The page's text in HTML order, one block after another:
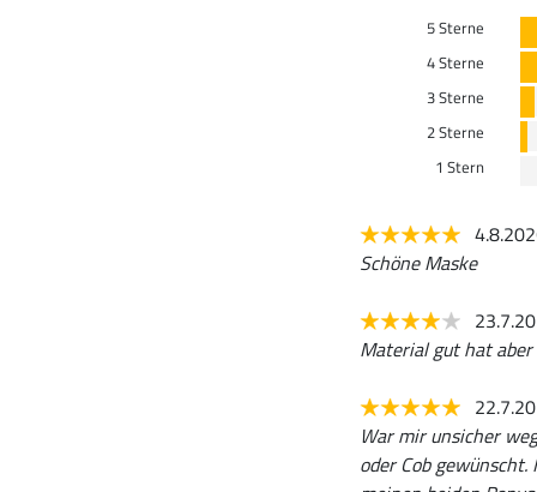
5 Sterne
4 Sterne
3 Sterne
2 Sterne
1 Stern
Schöne Maske
Material gut hat
War mir unsicher
oder Cob